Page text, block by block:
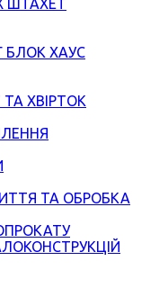
ШТАХЕТ
БЛОК ХАУС
ХВІРТОК
ТА ОБРОБКА